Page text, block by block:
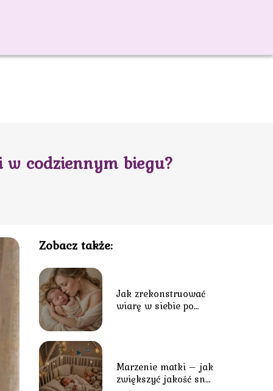
codziennym biegu?
Zobacz także:
Jak zrekonstruować
wiarę w siebie po
Marzenie matki – jak
zwiększyć jakość snu,